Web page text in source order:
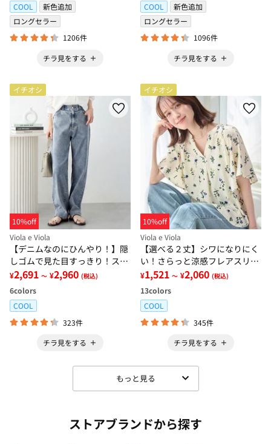
COOL
新色追加
ロングセラー
1206件
チラ見をする
COOL
新色追加
ロングセラー
1096件
チラ見をする
イチオシ
10%off
Viola e Viola
【デニムなのにひんやり！】隠
しゴムで見た目すっきり！スト
レッチ楽ちんデニム
¥2,691 ～ ¥2,960 (税込)
6colors
COOL
323件
チラ見をする
イチオシ
10%off
Viola e Viola
【選べる２丈】シワになりにく
い！さらっと涼感フレアスリー
ブブラウス
¥1,521 ～ ¥2,060 (税込)
13colors
COOL
345件
チラ見をする
もっと見る
ストアブランドから探す